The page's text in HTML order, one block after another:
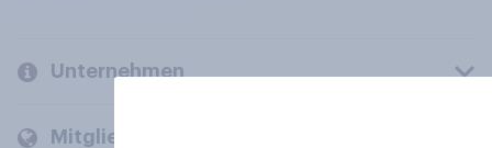
Unternehmen
Mitglieder und Kunden